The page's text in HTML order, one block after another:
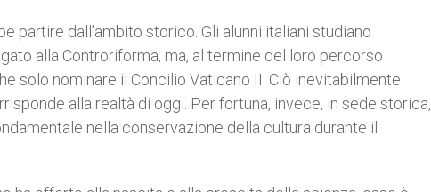
partire dall’ambito storico. Gli alunni italiani studiano
alla Controriforma, ma, al termine del loro percorso
solo nominare il Concilio Vaticano II. Ciò inevitabilmente
alla realtà di oggi. Per fortuna, invece, in sede storica,
nella conservazione della cultura durante il